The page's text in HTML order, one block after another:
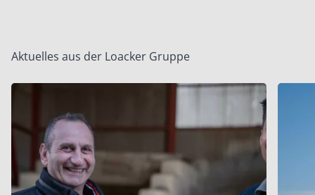
Aktuelles aus der Loacker Gruppe